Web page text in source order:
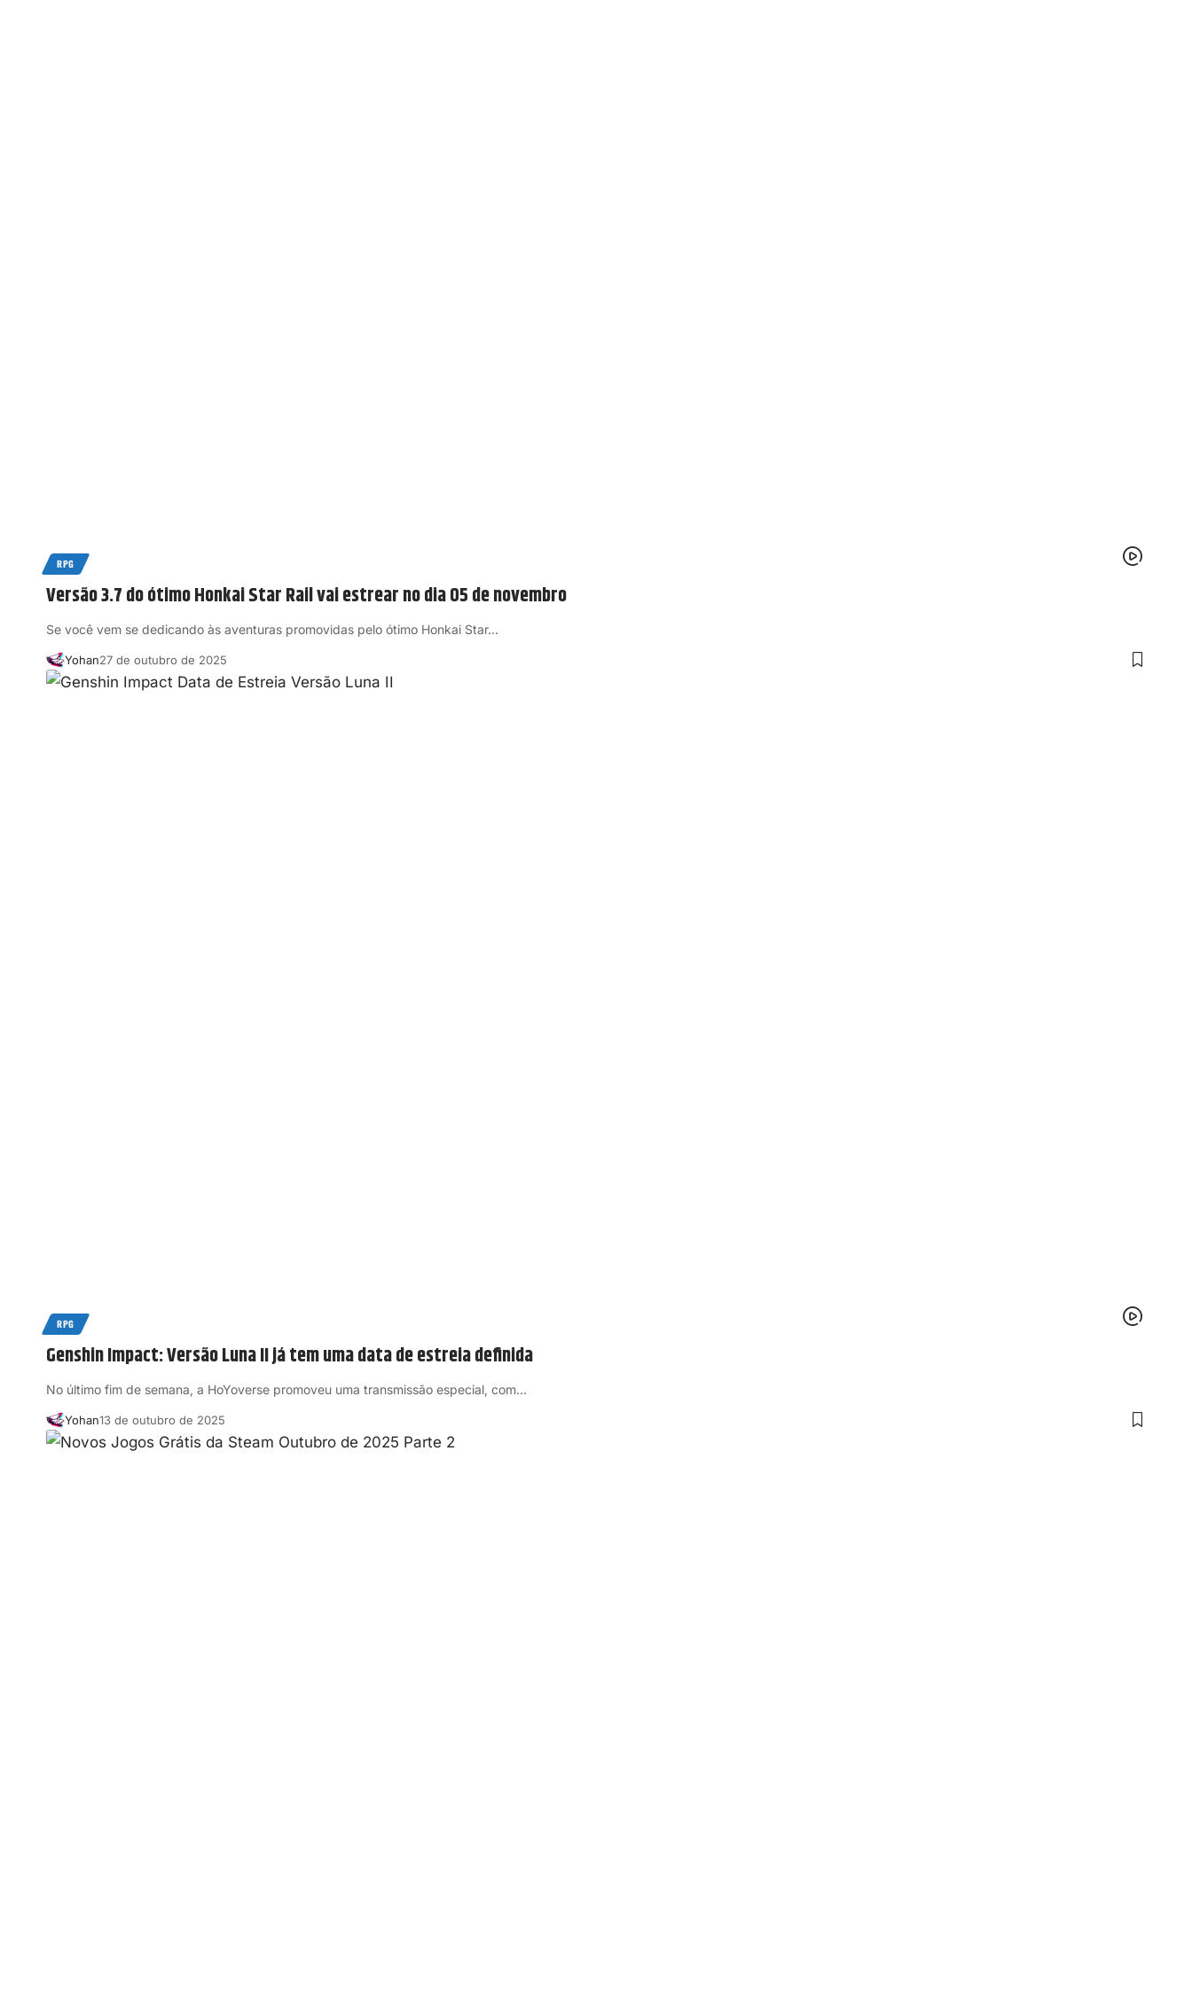
RPG
Versão 3.7 do ótimo Honkai Star Rail vai estrear no dia 05 de novembro
Se você vem se dedicando às aventuras promovidas pelo ótimo Honkai Star…
Yohan27 de outubro de 2025
RPG
Genshin Impact: Versão Luna II já tem uma data de estreia definida
No último fim de semana, a HoYoverse promoveu uma transmissão especial, com…
Yohan13 de outubro de 2025